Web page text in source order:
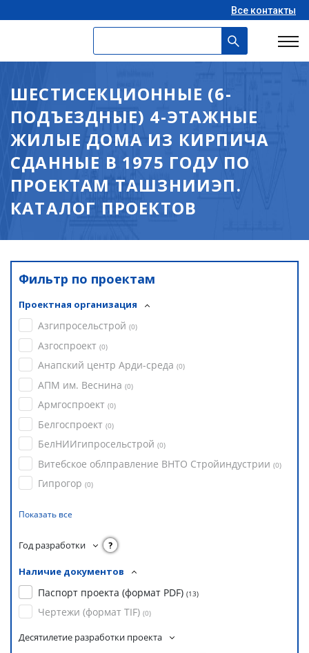
Все контакты
ШЕСТИСЕКЦИОННЫЕ (6-
ПОДЪЕЗДНЫЕ) 4-ЭТАЖНЫЕ
ЖИЛЫЕ ДОМА ИЗ КИРПИЧА
СДАННЫЕ В 1975 ГОДУ ПО
ПРОЕКТАМ ТАШЗНИИЭП.
КАТАЛОГ ПРОЕКТОВ
Фильтр по проектам
Проектная организация
Азгипросельстрой (0)
Азгоспроект (0)
Анапский центр Арди-среда (0)
АПМ им. Веснина (0)
Армгоспроект (0)
Белгоспроект (0)
БелНИИгипросельстрой (0)
Витебское облправление ВНТО Стройиндустрии (0)
Гипрогор (0)
Показать все
Год разработки ?
Наличие документов
Паспорт проекта (формат PDF) (13)
Чертежи (формат TIF) (0)
Десятилетие разработки проекта